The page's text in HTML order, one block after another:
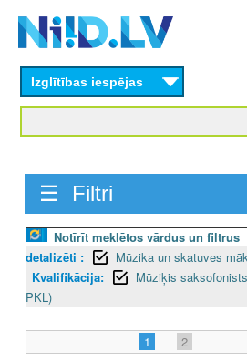
content
Izglītības iespējas
☰ Filtri
Notīrīt meklētos vārdus un filtrus
detalizēti :
Mūzika un skatuves
Kvalifikācija:
Mūziķis
PKL)
1 2